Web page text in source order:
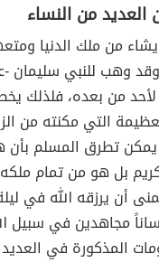
من النساء
من ملك الدنيا
وهب للنبي سليمان -
من بعده، فلذلك
التي مكنته من
يمكن تطرق المسلم بأن
بل هو من تمام
أن يرزقه الله في
مجاهدين في سبيل
المذكورة في